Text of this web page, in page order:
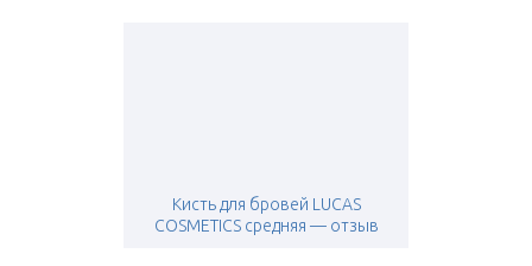
Кисть для бровей LUCAS
COSMETICS средняя — отзыв